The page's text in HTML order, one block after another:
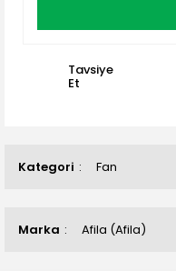
Kategori Fan
Marka Afila (Afila)
Tavsiye
Et